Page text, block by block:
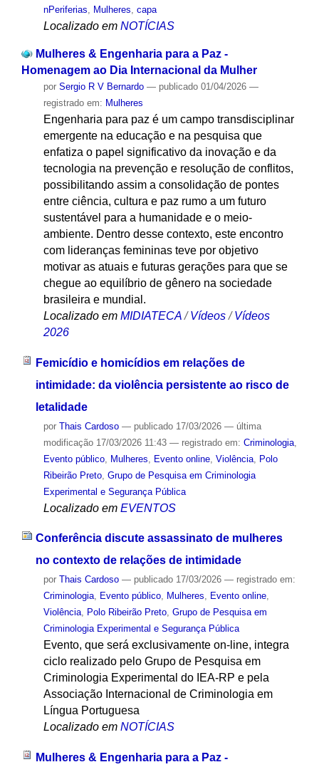
nPeriferias, Mulheres, capa
Localizado em NOTÍCIAS
Mulheres & Engenharia para a Paz -
Homenagem ao Dia Internacional da Mulher
por Sergio R V Bernardo — publicado01/04/2026 —
registrado em: Mulheres
Engenharia para paz é um campo transdisciplinar
emergente na educação e na pesquisa que
enfatiza o papel significativo da inovação e da
tecnologia na prevenção e resolução de conflitos,
possibilitando assim a consolidação de pontes
entre ciência, cultura e paz rumo a um futuro
sustentável para a humanidade e o meio-
ambiente. Dentro desse contexto, este encontro
com lideranças femininas teve por objetivo
motivar as atuais e futuras gerações para que se
chegue ao equilíbrio de gênero na sociedade
brasileira e mundial.
Localizado em MIDIATECA /Vídeos /Vídeos
2026
Femicídio e homicídios em relações de
intimidade: da violência persistente ao risco de
letalidade
por Thais Cardoso — publicado17/03/2026 — última
modificação17/03/2026 11:43 — registrado em: Criminologia,
Evento público, Mulheres Evento online, Violência, Polo
Ribeirão Preto, Grupo de Pesquisa em Criminologia
Experimental e Segurança Pública
Localizado em EVENTOS
Conferência discute assassinato de mulheres
no contexto de relações de intimidade
por Thais Cardoso — publicado17/03/2026 — registrado em:
Criminologia, Evento público, Mulheres, Evento online,
Violência, Polo Ribeirão Preto, Grupo de Pesquisa em
Criminologia Experimental e Segurança Pública
Evento, que será exclusivamente on-line, integra
ciclo realizado pelo Grupo de Pesquisa em
Criminologia Experimental do IEA-RP e pela
Associação Internacional de Criminologia em
Língua Portuguesa
Localizado em NOTÍCIAS
Mulheres & Engenharia para a Paz -